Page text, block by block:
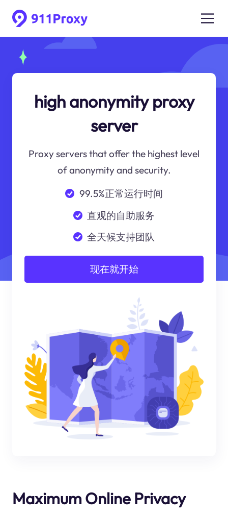
high anonymity proxy
server
Proxy servers that offer the highest level
of anonymity and security.
99.5%正常运行时间
直观的自助服务
全天候支持团队
现在就开始
Maximum Online Privacy